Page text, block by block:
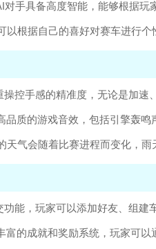
手具备高度智能，能够根据玩
以根据自己的喜好对赛车进行
控手感的精准度，无论是加速
品质的游戏音效，包括引擎轰
天气会随着比赛进程而变化，
能，玩家可以添加好友、组建
富的成就和奖励系统，玩家可